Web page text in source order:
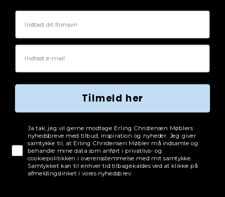
Fornavn
Email
Tilmeld her
Tjekboks samtykke
Ja tak, jeg vil gerne modtage Erling Christensen Møblers
nyhedsbreve med tilbud, inspiration og nyheder. Jeg giver
samtykke til, at Erling Christensen Møbler må indsamle og
behandle mine data som anført i privatlivs- og
cookiepolitikken i overensstemmelse med mit samtykke.
Samtykket kan til enhver tid tilbagekaldes ved at klikke på
afmeldingslinket i vores nyhedsbrev.